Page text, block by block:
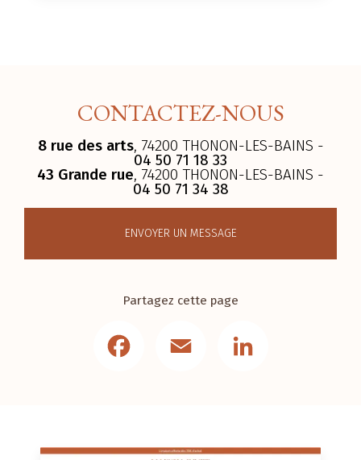
CONTACTEZ-NOUS
8 rue des arts, 74200 THONON-LES-BAINS -
04 50 71 18 33
43 Grande rue, 74200 THONON-LES-BAINS -
04 50 71 34 38
ENVOYER UN MESSAGE
Partagez cette page